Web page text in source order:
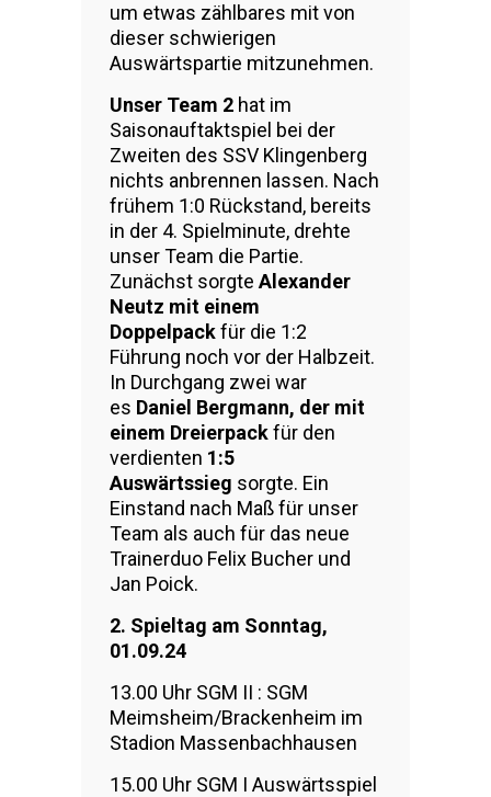
um etwas zählbares mit von
dieser schwierigen
Auswärtspartie mitzunehmen.
Unser Team 2 hat im
Saisonauftaktspiel bei der
Zweiten des SSV Klingenberg
nichts anbrennen lassen. Nach
frühem 1:0 Rückstand, bereits
in der 4. Spielminute, drehte
unser Team die Partie.
Zunächst sorgte Alexander
Neutz mit einem
Doppelpackfür die 1:2
Führung noch vor der Halbzeit.
In Durchgang zwei war
es Daniel Bergmann, der mit
einem Dreierpackfür den
verdienten 1:5
Auswärtssieg sorgte. Ein
Einstand nach Maß für unser
Team als auch für das neue
Trainerduo Felix Bucher und
Jan Poick.
2. Spieltag am Sonntag,
01.09.24
13.00 Uhr SGM II : SGM
Meimsheim/Brackenheim im
Stadion Massenbachhausen
15.00 Uhr SGM I Auswärtsspiel